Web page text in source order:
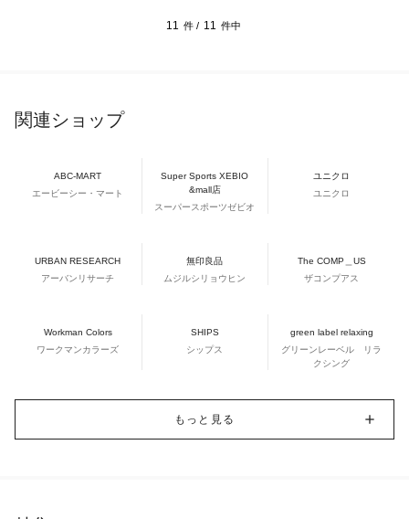
11 件 / 11 件中
関連ショップ
ABC-MART
エービーシー・マート
Super Sports XEBIO
&mall店
スーパースポーツゼビオ
ユニクロ
ユニクロ
URBAN RESEARCH
アーバンリサーチ
無印良品
ムジルシリョウヒン
The COMP＿US
ザコンプアス
Workman Colors
ワークマンカラーズ
SHIPS
シップス
green label relaxing
グリーンレーベル リラ
クシング
もっと見る